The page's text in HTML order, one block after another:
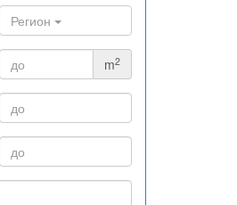
Регион
m2